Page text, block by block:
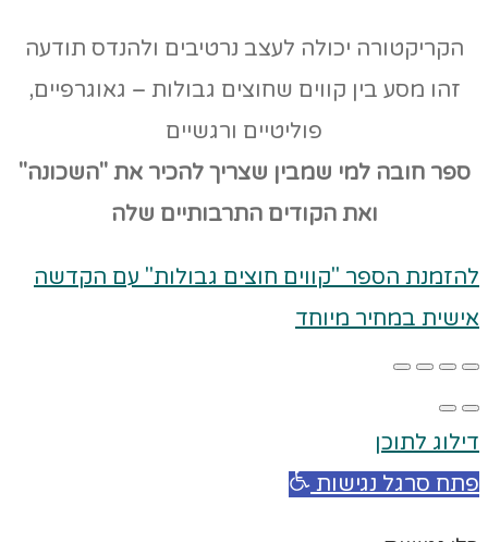
הקריקטורה יכולה לעצב נרטיבים ולהנדס תודעה
זהו מסע בין קווים שחוצים גבולות – גאוגרפיים,
פוליטיים ורגשיים
ספר חובה למי שמבין שצריך להכיר את "השכונה"
ואת הקודים התרבותיים שלה
להזמנת הספר "קווים חוצים גבולות" עם הקדשה
אישית במחיר מיוחד
דילוג לתוכן
פתח סרגל נגישות